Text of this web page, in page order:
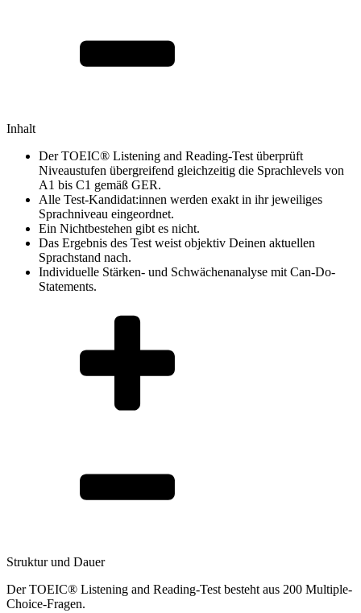
Inhalt
Der TOEIC® Listening and Reading-Test überprüft
Niveaustufen übergreifend gleichzeitig die Sprachlevels von
A1 bis C1 gemäß GER.
Alle Test-Kandidat:innen werden exakt in ihr jeweiliges
Sprachniveau eingeordnet.
Ein Nichtbestehen gibt es nicht.
Das Ergebnis des Test weist objektiv Deinen aktuellen
Sprachstand nach.
Individuelle Stärken- und Schwächenanalyse mit Can-Do-
Statements.
Struktur und Dauer
Der TOEIC® Listening and Reading-Test besteht aus 200 Multiple-
Choice-Fragen.